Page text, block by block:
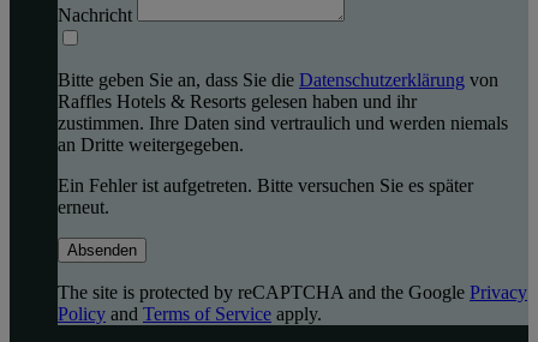
Nachricht
Bitte geben Sie an, dass Sie die Datenschutzerklärung von
Raffles Hotels & Resorts gelesen haben und ihr
zustimmen. Ihre Daten sind vertraulich und werden niemals
an Dritte weitergegeben.
Ein Fehler ist aufgetreten. Bitte versuchen Sie es später
erneut.
Absenden
The site is protected by reCAPTCHA and the Google Privacy
Policy and Terms of Service apply.